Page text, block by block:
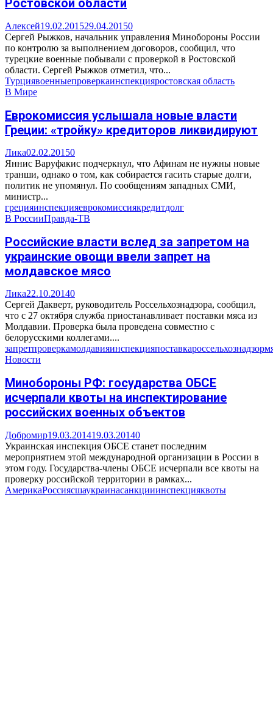
Ростовской области
Алексей19.02.201529.04.20150
Сергей Рыжков, начальник управления Минобороны России
по контролю за выполнением договоров, сообщил, что
турецкие военные побывали с проверкой в Ростовской
области. Сергей Рыжков отметил, что...
Турциявоенныепроверкаинспекцияростовская область
В Мире
Еврокомиссия услышала новые власти
Греции: «тройку» кредиторов ликвидируют
Лика02.02.20150
Яннис Варуфакис подчеркнул, что Афинам не нужны новые
транши, однако о том, как собирается гасить старые долги,
политик не упомянул. По сообщениям западных СМИ,
министр...
грецияинспекцияеврокомиссиякредитдолг
В РоссииПравда-ТВ
Российские власти вслед за запретом на
украинские овощи ввели запрет на
молдавское мясо
Лика22.10.20140
Сергей Дакверт, руководитель Россельхознадзора, сообщил,
что с 27 октября служба приостанавливает поставки мяса из
Молдавии. Проверка была проведена совместно с
белорусскими коллегами....
запретпроверкамолдавияинспекцияпоставкароссельхознадзор
Новости
Минобороны РФ: государства ОБСЕ
исчерпали квоты на инспектирование
российских военных объектов
Добромир19.03.201419.03.20140
Украинская инспекция ОБСЕ станет последним
мероприятием этой международной организации в России в
этом году. Государства-члены ОБСЕ исчерпали все квоты на
проверку российской территории в рамках...
АмерикаРоссиясшаукраинасанкцииинспекцияквоты